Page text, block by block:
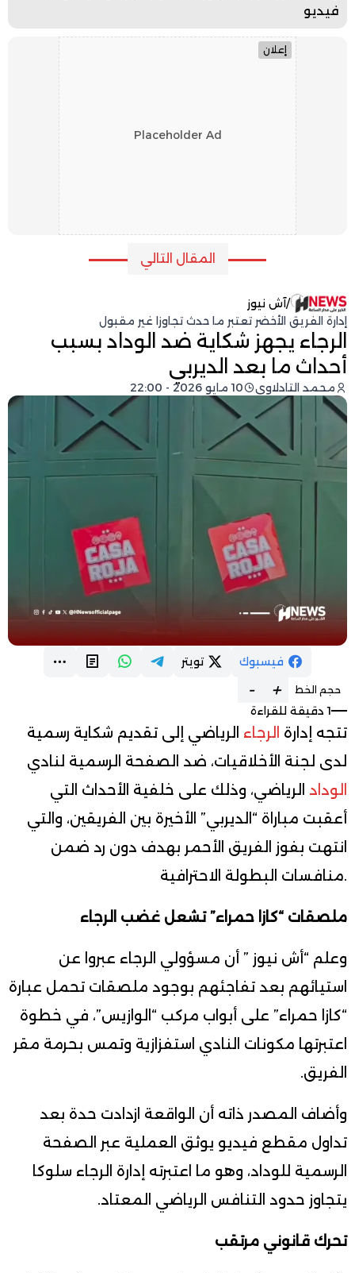
فيديو
إعلان
Placeholder Ad
المقال التالي
/آش نيوز
إدارة الفريق الأخضر تعتبر ما حدث تجاوزا غير مقبول
الرجاء يجهز شكاية ضد الوداد بسبب
أحداث ما بعد الديربي
محمد التادلاوي 10 مايو 2026 - 22:00
فيسبوك تويتر
حجم الخط +
-
1 دقيقة للقراءة
تتجه إدارة الرجاء الرياضي إلى تقديم شكاية رسمية
لدى لجنة الأخلاقيات، ضد الصفحة الرسمية لنادي
الوداد الرياضي، وذلك على خلفية الأحداث التي
أعقبت مباراة “الديربي” الأخيرة بين الفريقين، والتي
انتهت بفوز الفريق الأحمر بهدف دون رد ضمن
منافسات البطولة الاحترافية.
ملصقات “كازا حمراء” تشعل غضب الرجاء
وعلم “أش نيوز ” أن مسؤولي الرجاء عبروا عن
استيائهم بعد تفاجئهم بوجود ملصقات تحمل عبارة
“كازا حمراء” على أبواب مركب “الوازيس”، في خطوة
اعتبرتها مكونات النادي استفزازية وتمس بحرمة مقر
الفريق.
وأضاف المصدر ذاته أن الواقعة ازدادت حدة بعد
تداول مقطع فيديو يوثق العملية عبر الصفحة
الرسمية للوداد، وهو ما اعتبرته إدارة الرجاء سلوكا
يتجاوز حدود التنافس الرياضي المعتاد.
تحرك قانوني مرتقب